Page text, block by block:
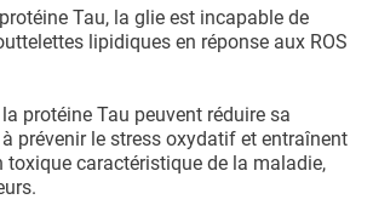
Tau, la glie est incapable de
lipidiques en réponse aux ROS
protéine Tau peuvent réduire sa
prévenir le stress oxydatif et entraînent
caractéristique de la maladie,